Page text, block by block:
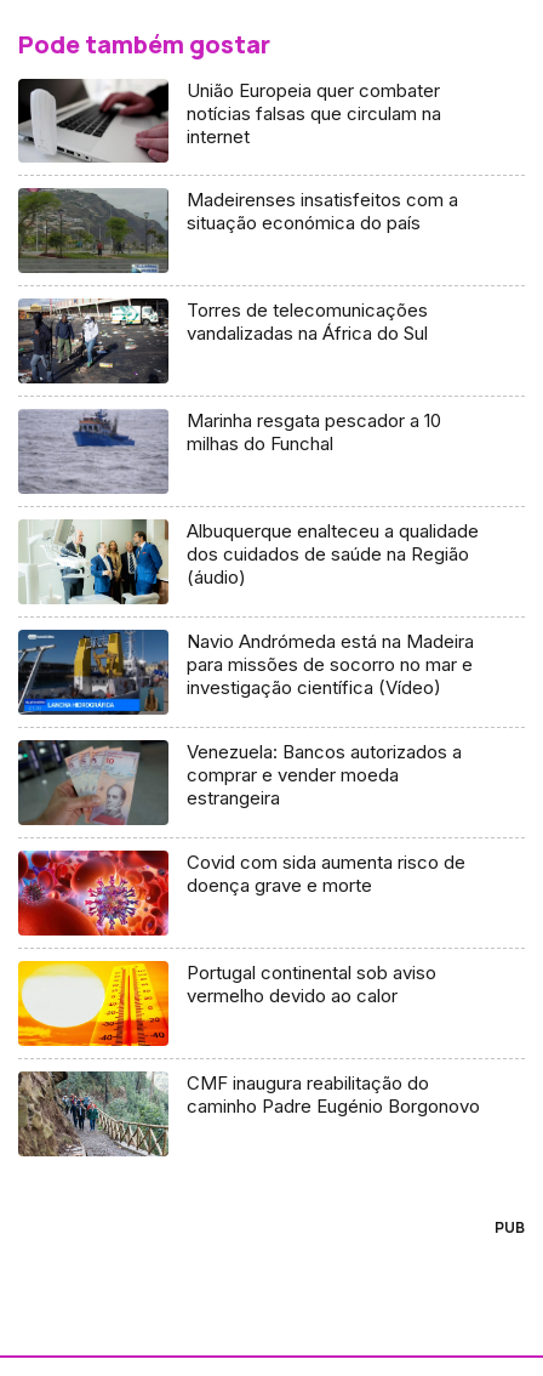
Pode também gostar
União Europeia quer combater
notícias falsas que circulam na
internet
Madeirenses insatisfeitos com a
situação económica do país
Torres de telecomunicações
vandalizadas na África do Sul
Marinha resgata pescador a 10
milhas do Funchal
Albuquerque enalteceu a qualidade
dos cuidados de saúde na Região
(áudio)
Navio Andrómeda está na Madeira
para missões de socorro no mar e
investigação científica (Vídeo)
Venezuela: Bancos autorizados a
comprar e vender moeda
estrangeira
Covid com sida aumenta risco de
doença grave e morte
Portugal continental sob aviso
vermelho devido ao calor
CMF inaugura reabilitação do
caminho Padre Eugénio Borgonovo
PUB